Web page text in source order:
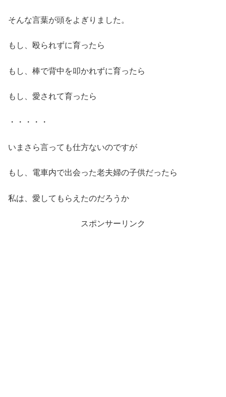
そんな言葉が頭をよぎりました。
もし、殴られずに育ったら
もし、棒で背中を叩かれずに育ったら
もし、愛されて育ったら
・・・・・
いまさら言っても仕方ないのですが
もし、電車内で出会った老夫婦の子供だったら
私は、愛してもらえたのだろうか
スポンサーリンク